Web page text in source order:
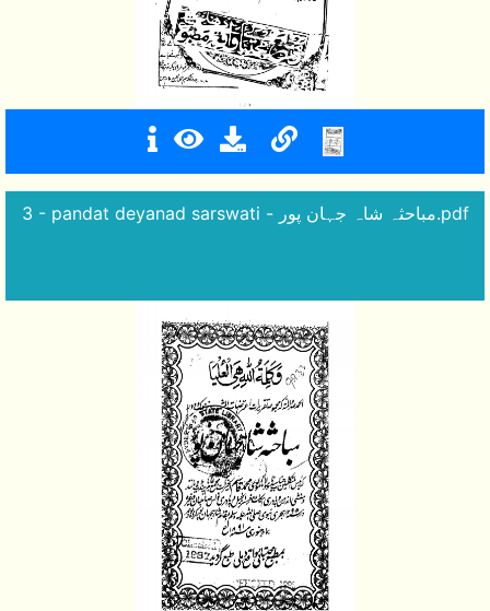
3 - pandat deyanad sarswati - مباحثہ شاہ جہان پور.pdf